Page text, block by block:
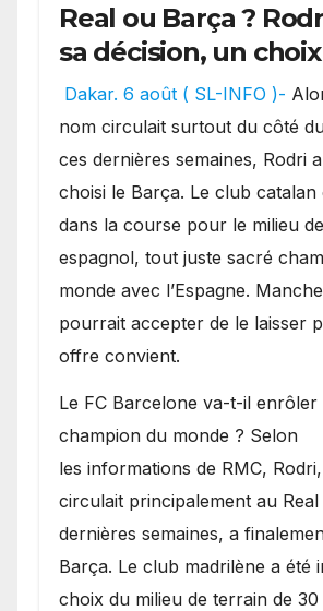
Real ou Barça ?
sa décision, un
pourrait faire grand
sur le marché des
transferts.
Dakar. 6 août ( SL-INFO )-
nom circulait surtout du côté
ces dernières semaines, Rodri
choisi le Barça. Le club catalan
dans la course pour le milieu
espagnol, tout juste sacré
monde avec l’Espagne.
pourrait accepter de le laisser
offre convient.
​Le FC Barcelone va-t-il
champion du monde ? Selon
les informations de RMC,
circulait principalement au
dernières semaines, a
Barça. Le club madrilène a été
choix du milieu de terrain de 30